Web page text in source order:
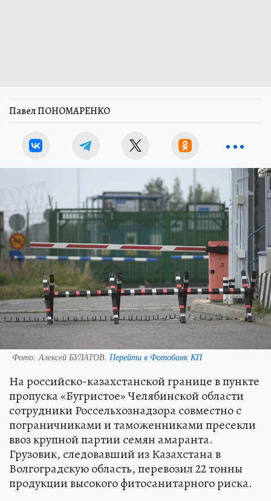
Павел ПОНОМАРЕНКО
Фото:Алексей БУЛАТОВ. Перейти в Фотобанк КП
На российско-казахстанской границе в пункте
пропуска «Бугристое» Челябинской области
сотрудники Россельхознадзора совместно с
пограничниками и таможенниками пресекли
ввоз крупной партии семян амаранта.
Грузовик, следовавший из Казахстана в
Волгоградскую область, перевозил 22 тонны
продукции высокого фитосанитарного риска.